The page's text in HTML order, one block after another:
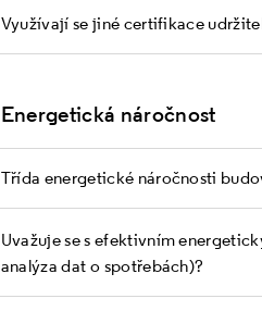
Využívají se jiné certifikace
Energetická náročnost
Třída energetické náročnosti
Uvažuje se s efektivním
analýza dat o spotřebách)?